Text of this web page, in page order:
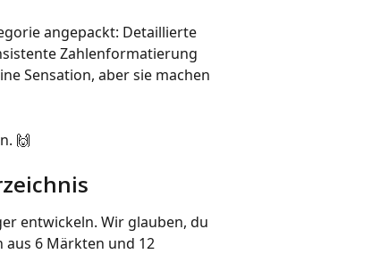
angepackt: Detaillierte
Zahlenformatierung
Sensation, aber sie machen
🙌
entwickeln. Wir glauben, du
aus 6 Märkten und 12